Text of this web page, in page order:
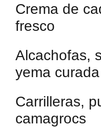
Crema de
fresco
Alcachofas,
yema curada
Carrilleras,
camagrocs